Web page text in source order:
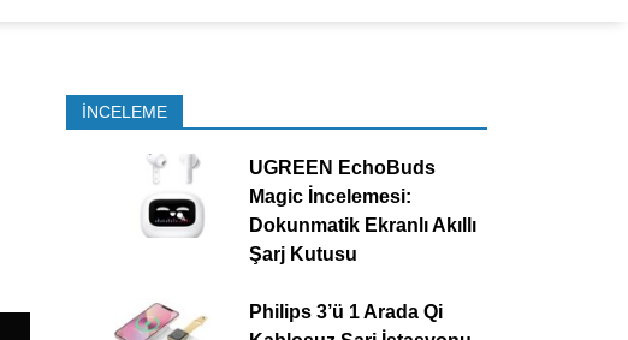
İNCELEME
UGREEN EchoBuds
Magic İncelemesi:
Dokunmatik Ekranlı Akıllı
Şarj Kutusu
Philips 3’ü 1 Arada Qi